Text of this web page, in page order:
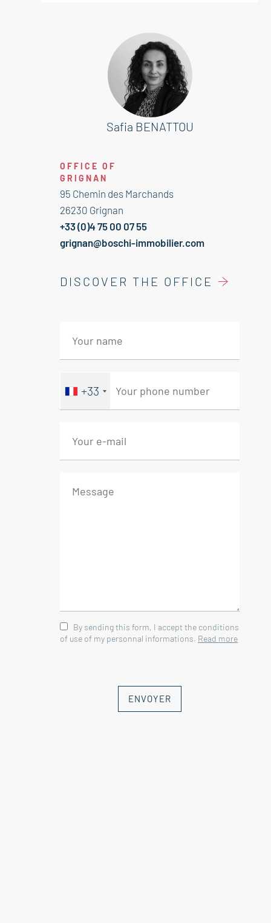
Safia BENATTOU
OFFICE OF
GRIGNAN
95 Chemin des Marchands
26230 Grignan
+33 (0)4 75 00 07 55
grignan@boschi-immobilier.com
DISCOVER THE OFFICE
+33
By sending this form, I accept the conditions
of use of my personnal informations. Read more
ENVOYER